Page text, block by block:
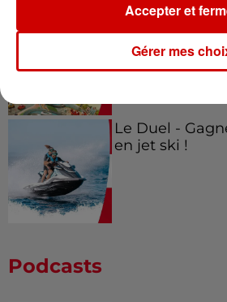
Alouette vous
Futuroscope
Le Duel -
en jet ski !
Podcasts
Gérer mes
Accepter et